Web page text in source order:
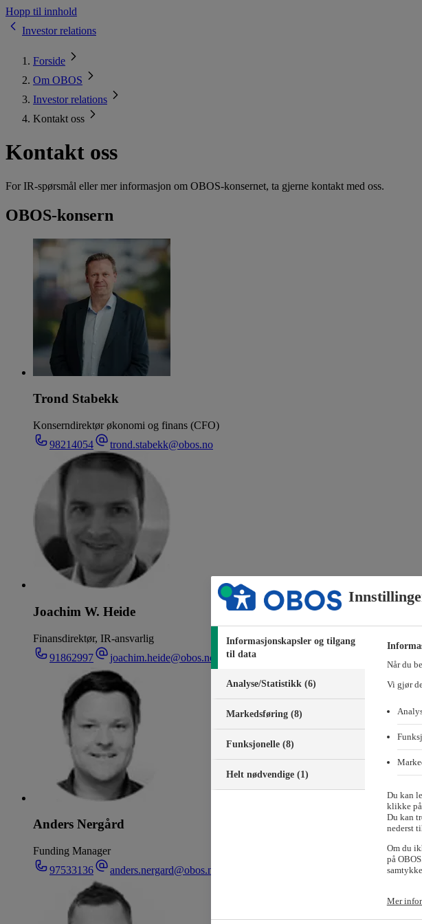
Hopp til innhold
Investor relations
Forside
Om OBOS
Investor relations
Kontakt oss
Kontakt oss
For IR-spørsmål eller mer informasjon om OBOS-konsernet, ta gjerne kontakt med oss.
OBOS-konsern
Trond Stabekk
Konserndirektør økonomi og finans (CFO)
98214054
trond.stabekk@obos.no
Joachim W. Heide
Finansdirektør, IR-ansvarlig
91862997
joachim.heide@obos.no
Anders Nergård
Funding Manager
97533136
anders.nergard@obos.no
Informasjonskapsler og tilgang
til data
Analyse/Statistikk (6)
Markedsføring (8)
Funksjonelle (8)
Helt nødvendige (1)
Når du
Vi gjør
Du kan
klikke
Du kan
nederst
Om du
på
Mer